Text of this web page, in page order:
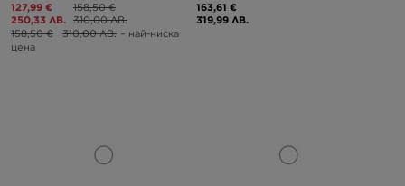
127,99 €
250,33 ЛВ.
158,50 €
310,00 ЛВ.
158,50 €
310,00 ЛВ. – най-ниска
цена
163,61 €
319,99 ЛВ.